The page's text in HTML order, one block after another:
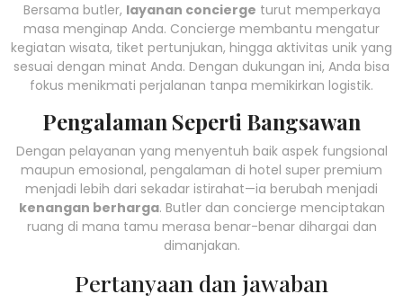
Bersama butler, layanan concierge turut memperkaya
masa menginap Anda. Concierge membantu mengatur
kegiatan wisata, tiket pertunjukan, hingga aktivitas unik yang
sesuai dengan minat Anda. Dengan dukungan ini, Anda bisa
fokus menikmati perjalanan tanpa memikirkan logistik.
Pengalaman Seperti Bangsawan
Dengan pelayanan yang menyentuh baik aspek fungsional
maupun emosional, pengalaman di hotel super premium
menjadi lebih dari sekadar istirahat—ia berubah menjadi
kenangan berharga. Butler dan concierge menciptakan
ruang di mana tamu merasa benar-benar dihargai dan
dimanjakan.
Pertanyaan dan jawaban